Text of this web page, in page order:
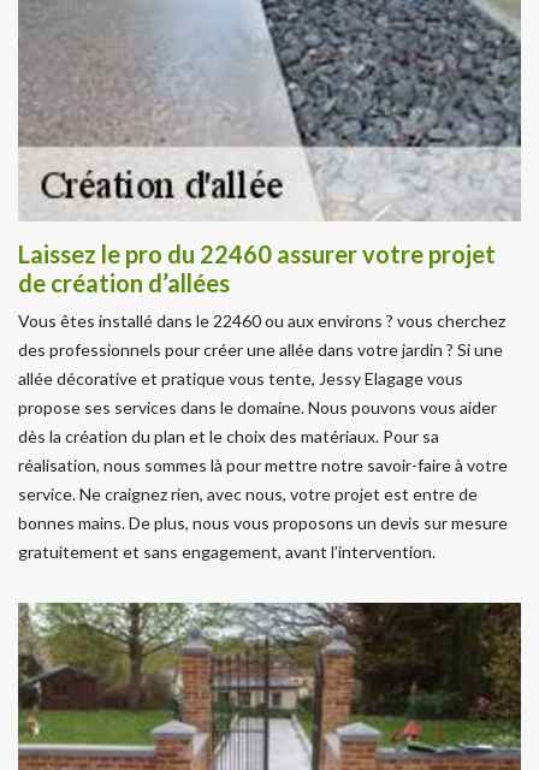
Laissez le pro du 22460 assurer votre projet
de création d’allées
Vous êtes installé dans le 22460 ou aux environs ? vous cherchez
des professionnels pour créer une allée dans votre jardin ? Si une
allée décorative et pratique vous tente, Jessy Elagage vous
propose ses services dans le domaine. Nous pouvons vous aider
dès la création du plan et le choix des matériaux. Pour sa
réalisation, nous sommes là pour mettre notre savoir-faire à votre
service. Ne craignez rien, avec nous, votre projet est entre de
bonnes mains. De plus, nous vous proposons un devis sur mesure
gratuitement et sans engagement, avant l’intervention.